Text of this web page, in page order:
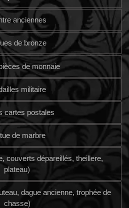
anciennes
de bronze
de monnaie
militaire
cartes postales
de marbre
couverts dépareillés, theillere,
plateau)
dague ancienne, trophée de
chasse)